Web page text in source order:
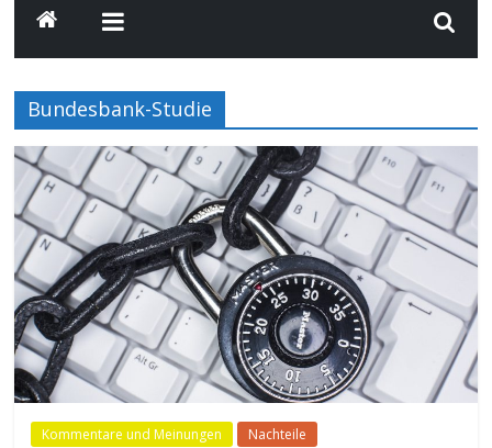
Bundesbank-Studie
Kommentare und Meinungen Nachteile